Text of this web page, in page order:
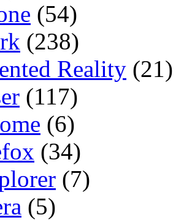
(54)
(238)
Reality (21)
(117)
(6)
(34)
(7)
(5)